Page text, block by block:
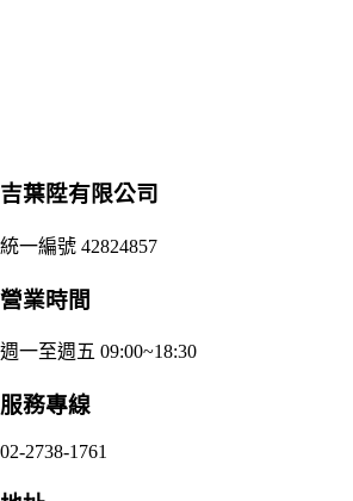
吉葉陞有限公司
統一編號 42824857
營業時間
週一至週五 09:00~18:30
服務專線
02-2738-1761